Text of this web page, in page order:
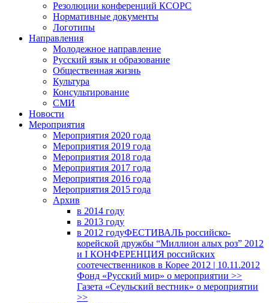
Резолюции конференций КСОРС
Нормативные документы
Логотипы
Направления
Молодежное направление
Русский язык и образование
Общественная жизнь
Культура
Консультирование
СМИ
Новости
Мероприятия
Мероприятия 2020 года
Мероприятия 2019 года
Мероприятия 2018 годa
Мероприятия 2017 года
Мероприятия 2016 года
Мероприятия 2015 года
Архив
в 2014 году
в 2013 году
в 2012 годуФЕСТИВАЛЬ российско-
корейской дружбы “Миллион алых роз” 2012
и I КОНФЕРЕНЦИЯ российских
соотечественников в Корее 2012 | 10.11.2012
Фонд «Русский мир» о мероприятии >>
Газета «Сеульский вестник» о мероприятии
>>